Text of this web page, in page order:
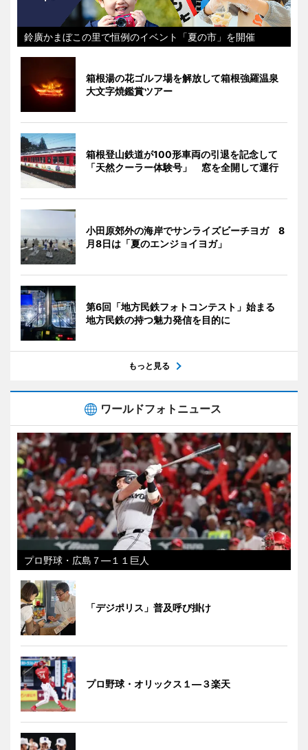
鈴廣かまぼこの里で恒例のイベント「夏の市」を開催
箱根湯の花ゴルフ場を解放して箱根強羅温泉
大文字焼鑑賞ツアー
箱根登山鉄道が100形車両の引退を記念して
「天然クーラー体験号」 窓を全開して運行
小田原郊外の海岸でサンライズビーチヨガ 8
月8日は「夏のエンジョイヨガ」
第6回「地方民鉄フォトコンテスト」始まる
地方民鉄の持つ魅力発信を目的に
もっと見る
ワールドフォトニュース
プロ野球・広島７―１１巨人
「デジポリス」普及呼び掛け
プロ野球・オリックス１―３楽天